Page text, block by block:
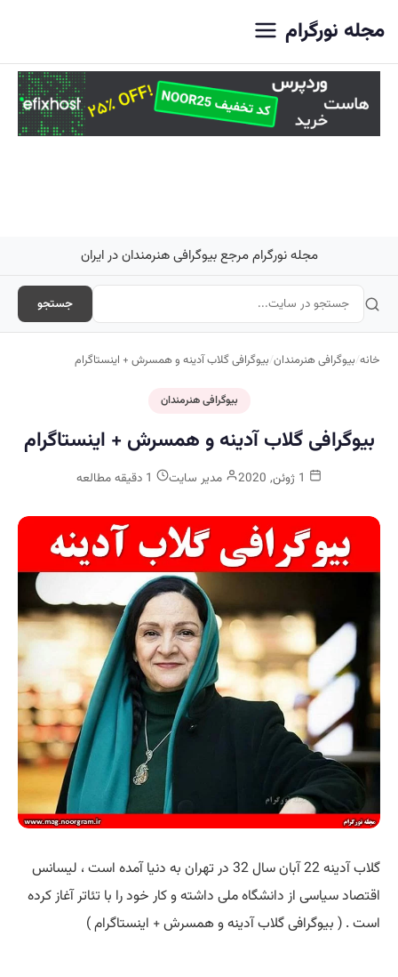
مجله نورگرام
مجله نورگرام مرجع بیوگرافی هنرمندان در ایران
جستجو
خانه/بیوگرافی هنرمندان/بیوگرافی گلاب آدینه و همسرش + اینستاگرام
بیوگرافی هنرمندان
بیوگرافی گلاب آدینه و همسرش + اینستاگرام
مدیر سایت
گلاب آدینه 22 آبان سال 32 در تهران به دنیا آمده است ، لیسانس
اقتصاد سیاسی از دانشگاه ملی داشته و کار خود را با تئاتر آغاز کرده
است . ( بیوگرافی گلاب آدینه و همسرش + اینستاگرام )